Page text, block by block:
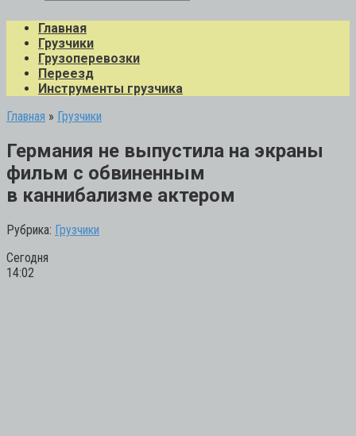
Главная
Грузчики
Грузоперевозки
Переезд
Инструменты грузчика
Главная » Грузчики
Германия не выпустила на экраны
фильм с обвиненным
в каннибализме актером
Рубрика: Грузчики
Сегодня
14:02